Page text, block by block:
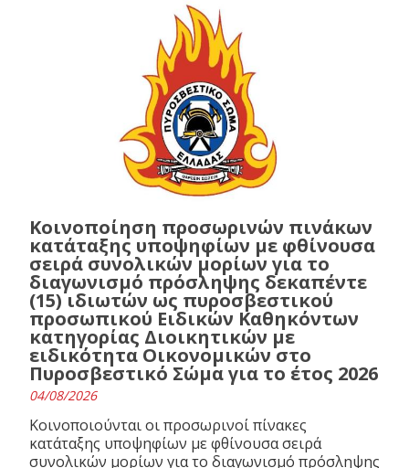
Κοινοποίηση προσωρινών πινάκων
κατάταξης υποψηφίων με φθίνουσα
σειρά συνολικών μορίων για το
διαγωνισμό πρόσληψης δεκαπέντε
(15) ιδιωτών ως πυροσβεστικού
προσωπικού Ειδικών Καθηκόντων
κατηγορίας Διοικητικών με
ειδικότητα Οικονομικών στο
Πυροσβεστικό Σώμα για το έτος 2026
04/08/2026
Κοινοποιούνται οι προσωρινοί πίνακες
κατάταξης υποψηφίων με φθίνουσα σειρά
συνολικών μορίων για το διαγωνισμό πρόσληψης